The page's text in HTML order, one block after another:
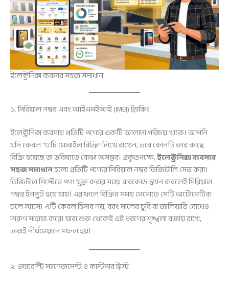
ইলেক্ট্রনিক্স ব্যবসার সহজ সমাধান
১. সিরিয়াল নম্বর এবং আইএমইআই (IMEI) ট্র্যাকিং
ইলেক্ট্রনিক্স ব্যবসায় প্রতিটি পণ্যের একটি আলাদা পরিচয় থাকে। আপনি
যদি কেবল “৫টি মোবাইল বিক্রি” লিখে রাখেন, তবে কোনটি কার কাছে
বিক্রি হয়েছে তা ভবিষ্যতে বোঝা অসম্ভব। প্রকৃতপক্ষে,ইলেক্ট্রনিক্স ব্যবসার
সহজ সমাধানহলো প্রতিটি পণ্যের সিরিয়াল নম্বর ডিজিটালি সেভ করা।
ডিজিটাল সিস্টেমে পণ্য যুক্ত করার সময় বারকোড স্ক্যান করলেই সিরিয়াল
নম্বর ইনপুট হয়ে যায়। এর ফলে বিক্রির সময় মেমোতে সেটি অটোমেটিক
চলে আসে। এটি কেবল হিসাব নয়, বরং মালের চুরি বা জালিয়াতি রোধেও
দারুণ সাহায্য করে। যারা শুরু থেকেই এই ধরণের শৃঙ্খলা বজায় রাখে,
তারাই দীর্ঘমেয়াদে সফল হয়।
২. ওয়ারেন্টি ম্যানেজমেন্ট ও কাস্টমার ট্রাস্ট